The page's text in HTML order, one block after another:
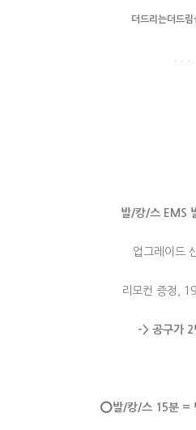
더드리는더드림
발/캉/스 EMS
업그레이드
리모컨 증정,
-> 공구가 2
⭕️발/캉/스 15분 =